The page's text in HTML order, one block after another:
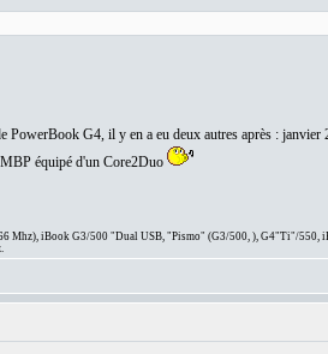
PowerBook G4, il y en a eu deux autres après : janvier
équipé d'un Core2Duo
Mhz), iBook G3/500 "Dual USB, "Pismo" (G3/500, ), G4"Ti"/550,